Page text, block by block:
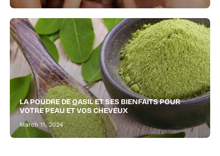
LA POUDRE DE QASIL ET SES BIENFAITS POUR
VOTRE PEAU ET VOS CHEVEUX
March 11, 2024